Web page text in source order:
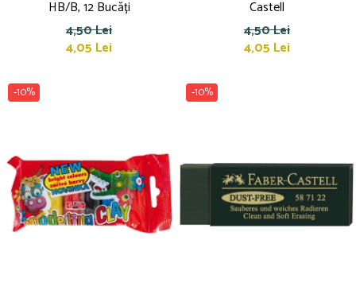
HB/B, 12 Bucăți
4,50 Lei
4,05 Lei
Castell
4,50 Lei
4,05 Lei
-10% -10%